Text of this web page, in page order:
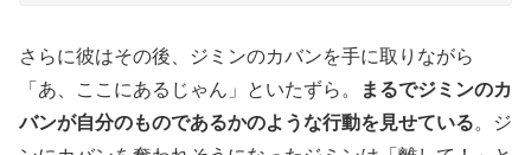
さらに彼はその後、ジミンのカバンを手に取りながら
「あ、ここにあるじゃん」といたずら。
まるでジミンのカ
バンが自分のものであるかのような行動を見せている。ジ